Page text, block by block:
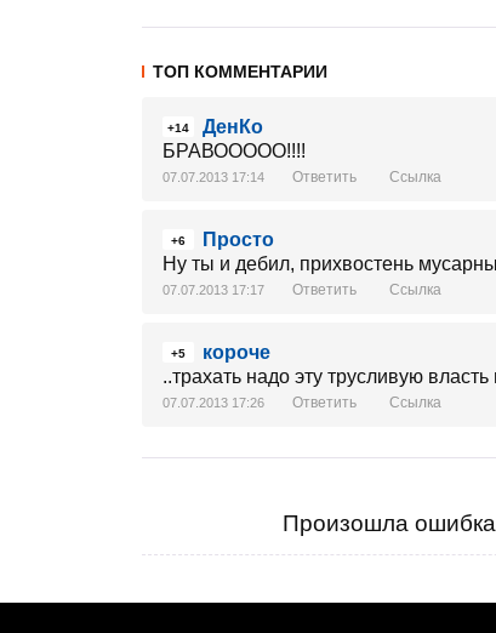
ТОП КОММЕНТАРИИ
+14
ДенКо
БРАВООООО!!!!
07.07.2013 17:14 Ответить Ссылка
+6
Просто
Ну ты и дебил, прихвостень
07.07.2013 17:17 Ответить Ссылка
+5
короче
..трахать надо эту трусливую
07.07.2013 17:26 Ответить Ссылка
Произошла ошибка